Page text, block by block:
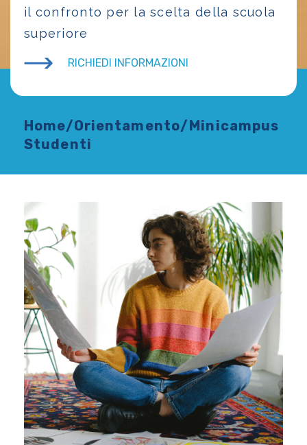
il confronto per la scelta della scuola
superiore
RICHIEDI INFORMAZIONI
Home/Orientamento/Minicampus
Studenti